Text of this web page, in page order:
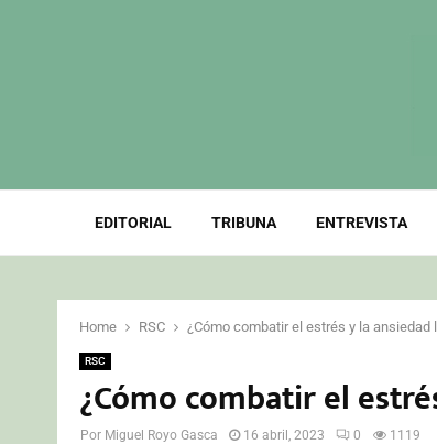
EDITORIAL TRIBUNA ENTREVISTA
Home RSC ¿Cómo combatir el estrés y la ansiedad
RSC
¿Cómo combatir el
Por Miguel Royo Gasca 16 abril, 2023 0 1119